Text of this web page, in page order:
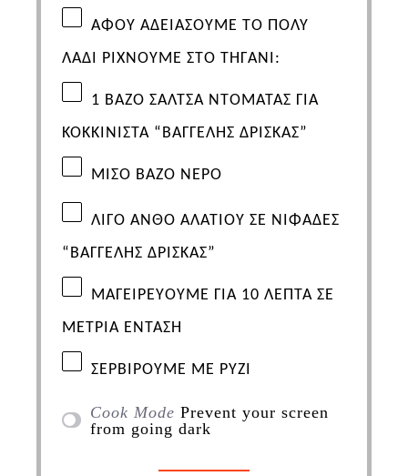
ΑΦΟΥ ΑΔΕΙΑΣΟΥΜΕ ΤΟ ΠΟΛΥ
ΛΑΔΙ ΡΙΧΝΟΥΜΕ ΣΤΟ ΤΗΓΑΝΙ:
1 ΒΑΖΟ ΣΑΛΤΣΑ ΝΤΟΜΑΤΑΣ ΓΙΑ
ΚΟΚΚΙΝΙΣΤΑ “ΒΑΓΓΕΛΗΣ ΔΡΙΣΚΑΣ”
ΜΙΣΟ ΒΑΖΟ ΝΕΡΟ
ΛΙΓΟ ΑΝΘΟ ΑΛΑΤΙΟΥ ΣΕ ΝΙΦΑΔΕΣ
“ΒΑΓΓΕΛΗΣ ΔΡΙΣΚΑΣ”
ΜΑΓΕΙΡΕΥΟΥΜΕ ΓΙΑ 10 ΛΕΠΤΑ ΣΕ
ΜΕΤΡΙΑ ΕΝΤΑΣΗ
ΣΕΡΒΙΡΟΥΜΕ ΜΕ ΡΥΖΙ
Cook Mode Prevent your screen
from going dark